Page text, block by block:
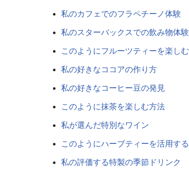
私のカフェでのフラペチーノ体験
私のスターバックスでの飲み物体験
このようにフルーツティーを楽しむ
私の好きなココアの作り方
私の好きなコーヒー豆の発見
このように抹茶を楽しむ方法
私が選んだ特別なワイン
このようにハーブティーを活用する
私の評価する特製の季節ドリンク